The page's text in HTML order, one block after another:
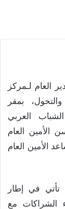
العام لـمركز
بمقر
العربي
الأمين العام
الأمين العام
تأتي في إطار
الشراكات مع